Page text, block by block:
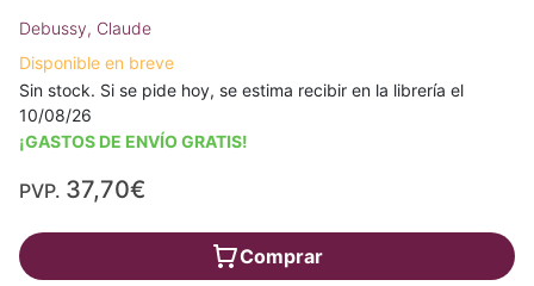
Debussy, Claude
Disponible en breve
Sin stock. Si se pide hoy, se estima recibir en la librería el
10/08/26
¡GASTOS DE ENVÍO GRATIS!
PVP. 37,70€
Comprar